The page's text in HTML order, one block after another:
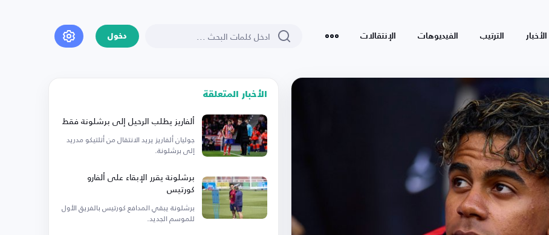
الأخبار الترتيب الفيديوهات الإنتقالات دخول
الأخبار المتعلقة
ألفاريز يطلب الرحيل إلى برشلونة فقط
جوليان ألفاريز يريد الانتقال من أتلتيكو مدريد
إلى برشلونة.
برشلونة يقرر الإبقاء على ألفارو
كورتيس
برشلونة يبقي المدافع كورتيس بالفريق الأول
للموسم الجديد.